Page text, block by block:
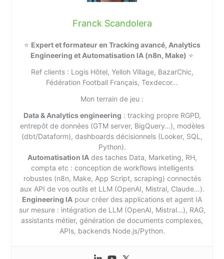
Franck Scandolera
⭐ Expert et formateur en Tracking avancé, Analytics
Engineering et Automatisation IA (n8n, Make) ⭐
Ref clients : Logis Hôtel, Yelloh Village, BazarChic,
Fédération Football Français, Texdecor…
Mon terrain de jeu :
Data & Analytics engineering : tracking propre RGPD,
entrepôt de données (GTM server, BigQuery…), modèles
(dbt/Dataform), dashboards décisionnels (Looker, SQL,
Python).
Automatisation IAdes taches Data, Marketing, RH,
compta etc : conception de workflows intelligents
robustes (n8n, Make, App Script, scraping) connectés
aux API de vos outils et LLM (OpenAI, Mistral, Claude…).
Engineering IA pour créer des applications et agent IA
sur mesure : intégration de LLM (OpenAI, Mistral…), RAG,
assistants métier, génération de documents complexes,
APIs, backends Node.js/Python.